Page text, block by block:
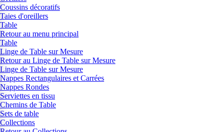
Coussins décoratifs
Taies d'oreillers
Table
Retour au menu principal
Table
Linge de Table sur Mesure
Retour au Linge de Table sur Mesure
Linge de Table sur Mesure
Nappes Rectangulaires et Carrées
Nappes Rondes
Serviettes en tissu
Chemins de Table
Sets de table
Collections